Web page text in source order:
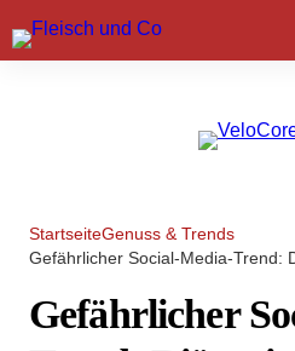
Marktführer
StartseiteGenuss & Trends
Gefährlicher Social-Media-Trend:
Gefährlicher